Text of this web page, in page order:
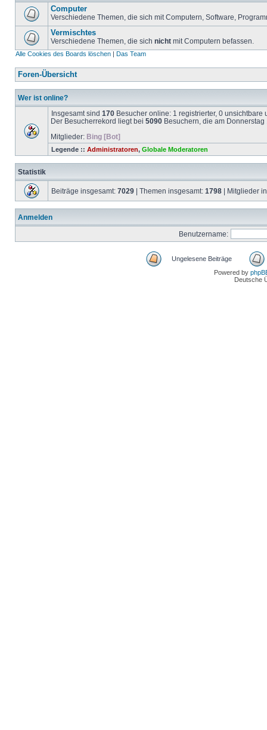
Computer
Verschiedene Themen, die sich mit Computern, Software,
Vermischtes
Verschiedene Themen, die sich nicht mit Computern befassen.
Alle Cookies des Boards löschen | Das Team
Foren-Übersicht
Wer ist online?
Insgesamt sind 170 Besucher online: 1 registrierter, 0
Der Besucherrekord liegt bei 5090 Besuchern, die am
Mitglieder: Bing [Bot]
Legende :: Administratoren, Globale Moderatoren
Statistik
Beiträge insgesamt: 7029 | Themen insgesamt: 1798 | Mitglieder
Anmelden
Benutzername:
Ungelesene Beiträge
Powered by
Deutsche